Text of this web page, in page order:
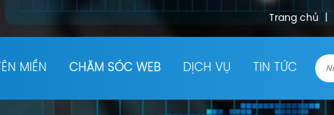
Trang chủ
TÊN MIỀN CHĂM SÓC WEB DỊCH VỤ TIN TỨC